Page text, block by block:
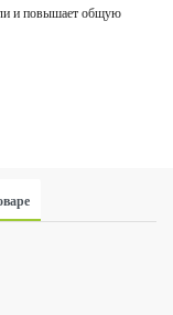
и повышает общую